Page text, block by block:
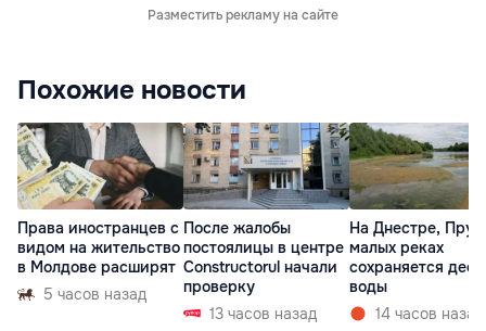
Разместить рекламу на сайте
Похожие новости
Права иностранцев с
видом на жительство
в Молдове расширят
5 часов назад
После жалобы
постоялицы в центре
Constructorul начали
проверку
13 часов назад
На Днестре,
малых реках
сохраняется
воды
14 часов назад